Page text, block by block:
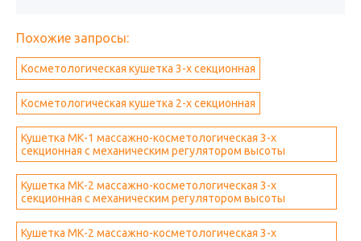
Похожие запросы:
Косметологическая кушетка 3-х секционная
Косметологическая кушетка 2-х секционная
Кушетка МК-1 массажно-косметологическая 3-х
секционная с механическим регулятором высоты
Кушетка МК-2 массажно-косметологическая 3-х
секционная с механическим регулятором высоты
Кушетка МК-2 массажно-косметологическая 3-х